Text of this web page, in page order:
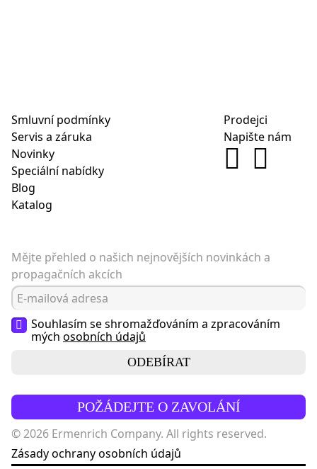
Smluvní podmínky
Servis a záruka
Novinky
Speciální nabídky
Blog
Katalog
Prodejci
Napište nám
Mějte přehled o našich nejnovějších novinkách a
propagačních akcích
Souhlasím se shromažďováním a zpracováním
mých osobních údajů
ODEBÍRAT
POŽÁDEJTE O ZAVOLÁNÍ
© 2026 Ermenrich Company. All rights reserved.
Zásady ochrany osobních údajů